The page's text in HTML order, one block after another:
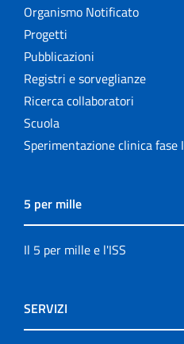
Organismo Notificato
Progetti
Pubblicazioni
Registri e sorveglianze
Ricerca collaboratori
Scuola
Sperimentazione clinica fase I
5 per mille
Il 5 per mille e l'ISS
SERVIZI